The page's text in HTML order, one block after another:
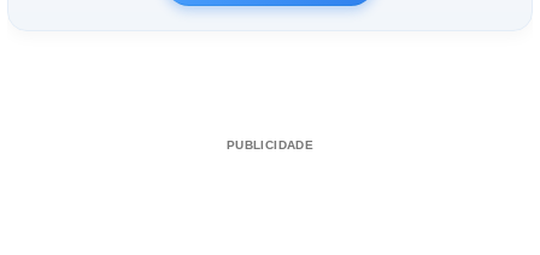
PUBLICIDADE